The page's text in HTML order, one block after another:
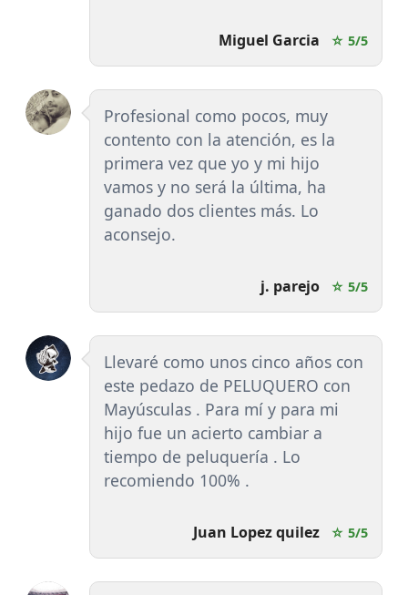
Miguel Garcia ☆ 5/5
Profesional como pocos, muy
contento con la atención, es la
primera vez que yo y mi hijo
vamos y no será la última, ha
ganado dos clientes más. Lo
aconsejo.
j. parejo ☆ 5/5
Llevaré como unos cinco años con
este pedazo de PELUQUERO con
Mayúsculas . Para mí y para mi
hijo fue un acierto cambiar a
tiempo de peluquería . Lo
recomiendo 100% .
Juan Lopez quilez ☆ 5/5